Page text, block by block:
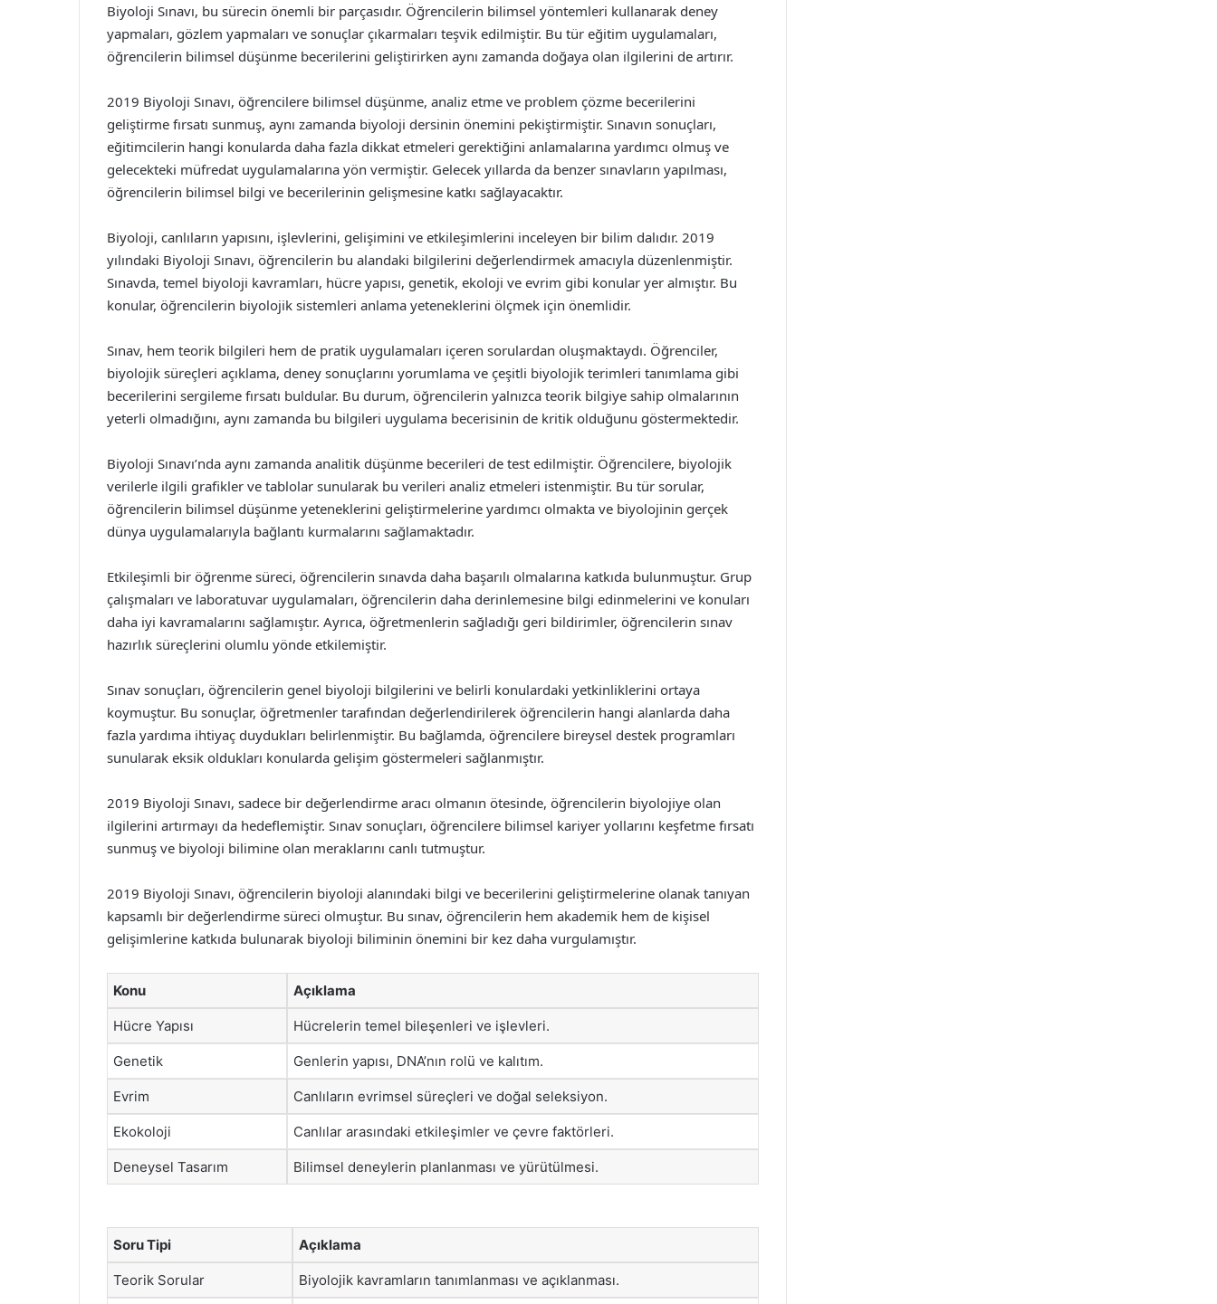
Biyoloji Sınavı, bu sürecin önemli bir parçasıdır. Öğrencilerin bilimsel yöntemleri kullanarak deney
yapmaları, gözlem yapmaları ve sonuçlar çıkarmaları teşvik edilmiştir. Bu tür eğitim uygulamaları,
öğrencilerin bilimsel düşünme becerilerini geliştirirken aynı zamanda doğaya olan ilgilerini de artırır.
2019 Biyoloji Sınavı, öğrencilere bilimsel düşünme, analiz etme ve problem çözme becerilerini
geliştirme fırsatı sunmuş, aynı zamanda biyoloji dersinin önemini pekiştirmiştir. Sınavın sonuçları,
eğitimcilerin hangi konularda daha fazla dikkat etmeleri gerektiğini anlamalarına yardımcı olmuş ve
gelecekteki müfredat uygulamalarına yön vermiştir. Gelecek yıllarda da benzer sınavların yapılması,
öğrencilerin bilimsel bilgi ve becerilerinin gelişmesine katkı sağlayacaktır.
Biyoloji, canlıların yapısını, işlevlerini, gelişimini ve etkileşimlerini inceleyen bir bilim dalıdır. 2019
yılındaki Biyoloji Sınavı, öğrencilerin bu alandaki bilgilerini değerlendirmek amacıyla düzenlenmiştir.
Sınavda, temel biyoloji kavramları, hücre yapısı, genetik, ekoloji ve evrim gibi konular yer almıştır. Bu
konular, öğrencilerin biyolojik sistemleri anlama yeteneklerini ölçmek için önemlidir.
Sınav, hem teorik bilgileri hem de pratik uygulamaları içeren sorulardan oluşmaktaydı. Öğrenciler,
biyolojik süreçleri açıklama, deney sonuçlarını yorumlama ve çeşitli biyolojik terimleri tanımlama gibi
becerilerini sergileme fırsatı buldular. Bu durum, öğrencilerin yalnızca teorik bilgiye sahip olmalarının
yeterli olmadığını, aynı zamanda bu bilgileri uygulama becerisinin de kritik olduğunu göstermektedir.
Biyoloji Sınavı’nda aynı zamanda analitik düşünme becerileri de test edilmiştir. Öğrencilere, biyolojik
verilerle ilgili grafikler ve tablolar sunularak bu verileri analiz etmeleri istenmiştir. Bu tür sorular,
öğrencilerin bilimsel düşünme yeteneklerini geliştirmelerine yardımcı olmakta ve biyolojinin gerçek
dünya uygulamalarıyla bağlantı kurmalarını sağlamaktadır.
Etkileşimli bir öğrenme süreci, öğrencilerin sınavda daha başarılı olmalarına katkıda bulunmuştur. Grup
çalışmaları ve laboratuvar uygulamaları, öğrencilerin daha derinlemesine bilgi edinmelerini ve konuları
daha iyi kavramalarını sağlamıştır. Ayrıca, öğretmenlerin sağladığı geri bildirimler, öğrencilerin sınav
hazırlık süreçlerini olumlu yönde etkilemiştir.
Sınav sonuçları, öğrencilerin genel biyoloji bilgilerini ve belirli konulardaki yetkinliklerini ortaya
koymuştur. Bu sonuçlar, öğretmenler tarafından değerlendirilerek öğrencilerin hangi alanlarda daha
fazla yardıma ihtiyaç duydukları belirlenmiştir. Bu bağlamda, öğrencilere bireysel destek programları
sunularak eksik oldukları konularda gelişim göstermeleri sağlanmıştır.
2019 Biyoloji Sınavı, sadece bir değerlendirme aracı olmanın ötesinde, öğrencilerin biyolojiye olan
ilgilerini artırmayı da hedeflemiştir. Sınav sonuçları, öğrencilere bilimsel kariyer yollarını keşfetme fırsatı
sunmuş ve biyoloji bilimine olan meraklarını canlı tutmuştur.
2019 Biyoloji Sınavı, öğrencilerin biyoloji alanındaki bilgi ve becerilerini geliştirmelerine olanak tanıyan
kapsamlı bir değerlendirme süreci olmuştur. Bu sınav, öğrencilerin hem akademik hem de kişisel
gelişimlerine katkıda bulunarak biyoloji biliminin önemini bir kez daha vurgulamıştır.
Konu Açıklama
Hücre Yapısı Hücrelerin temel bileşenleri ve işlevleri.
Genetik Genlerin yapısı, DNA’nın rolü ve kalıtım.
Evrim Canlıların evrimsel süreçleri ve doğal seleksiyon.
Ekokoloji Canlılar arasındaki etkileşimler ve çevre faktörleri.
Deneysel Tasarım Bilimsel deneylerin planlanması ve yürütülmesi.
Soru Tipi Açıklama
Teorik Sorular Biyolojik kavramların tanımlanması ve açıklanması.